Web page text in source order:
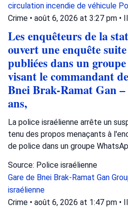
circulation incendie de véhicule
Crime • août 6, 2026 at 3:27 pm •
Les enquêteurs de la
ouvert une enquête
publiées dans un
visant le commandant
Bnei Brak-Ramat Gan –
ans,
La police israélienne arrête un
tenu des propos menaçants à
de police dans un groupe
Source: Police israélienne
Gare de Bnei Brak-Ramat Gan
israélienne
Crime • août 6, 2026 at 1:47 pm •